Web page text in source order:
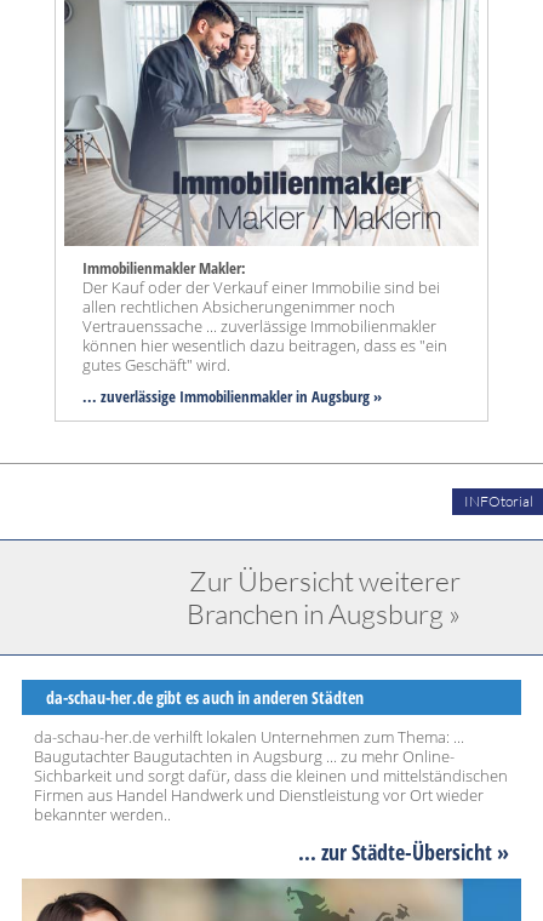
Immobilienmakler Makler:
Der Kauf oder der Verkauf einer Immobilie sind bei
allen rechtlichen Absicherungenimmer noch
Vertrauenssache ... zuverlässige Immobilienmakler
können hier wesentlich dazu beitragen, dass es "ein
gutes Geschäft" wird.
... zuverlässige Immobilienmakler in Augsburg »
INFOtorial
Zur Übersicht weiterer
Branchen in Augsburg »
da-schau-her.de gibt es auch in anderen Städten
da-schau-her.de verhilft lokalen Unternehmen zum Thema: ...
Baugutachter Baugutachten in Augsburg ... zu mehr Online-
Sichbarkeit und sorgt dafür, dass die kleinen und mittelständischen
Firmen aus Handel Handwerk und Dienstleistung vor Ort wieder
bekannter werden..
... zur Städte-Übersicht »